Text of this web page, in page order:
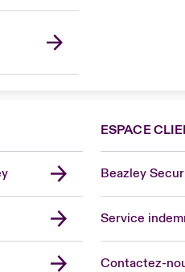
ESPACE
Beazley
Service
Contactez-
United Kingdom